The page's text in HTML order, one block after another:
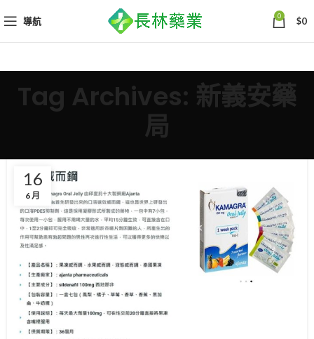
導航 0 $0
Tag Archives: 新義安藥
局
16
6 月